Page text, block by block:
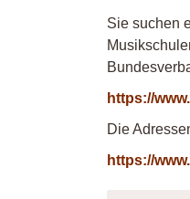
Sie suchen
https://
Die
https://